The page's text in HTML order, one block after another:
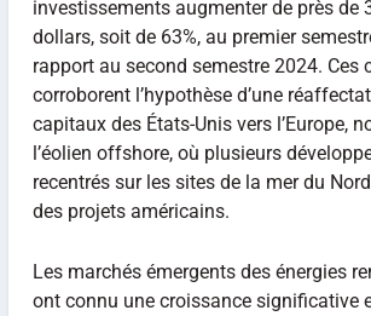
investissements augmenter de près de
dollars, soit de 63%, au premier
rapport au second semestre 2024. Ces
corroborent l’hypothèse d’une
capitaux des États-Unis vers l’Europe,
l’éolien offshore, où plusieurs
recentrés sur les sites de la mer du
des projets américains.
Les marchés émergents des énergies
ont connu une croissance significative